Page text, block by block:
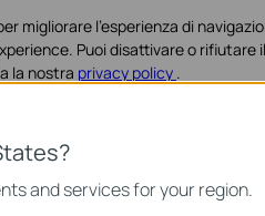
and services for your region.
migliorare l'esperienza di
Puoi disattivare o rifiutare
la nostra privacy policy .
per il corretto funzionamento del